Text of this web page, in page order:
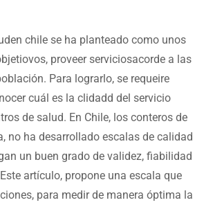
chile se ha planteado como unos
proveer serviciosacorde a las
Para lograrlo, se requeire
cuál es la clidadd del servicio
de salud. En Chile, los conteros de
no ha desarrollado escalas de calidad
un buen grado de validez, fiabilidad
artículo, propone una escala que
para medir de manera óptima la